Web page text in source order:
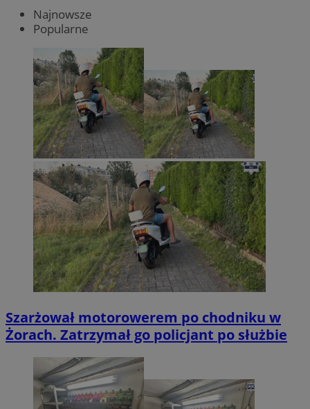
Najnowsze
Popularne
Szarżował motorowerem po chodniku w
Żorach. Zatrzymał go policjant po służbie